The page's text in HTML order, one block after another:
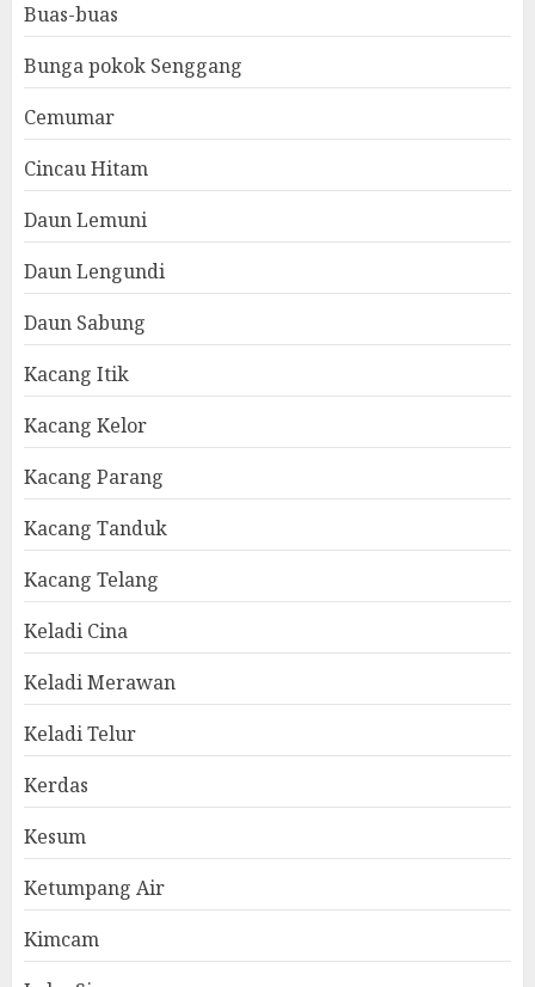
Buas-buas
Bunga pokok Senggang
Cemumar
Cincau Hitam
Daun Lemuni
Daun Lengundi
Daun Sabung
Kacang Itik
Kacang Kelor
Kacang Parang
Kacang Tanduk
Kacang Telang
Keladi Cina
Keladi Merawan
Keladi Telur
Kerdas
Kesum
Ketumpang Air
Kimcam